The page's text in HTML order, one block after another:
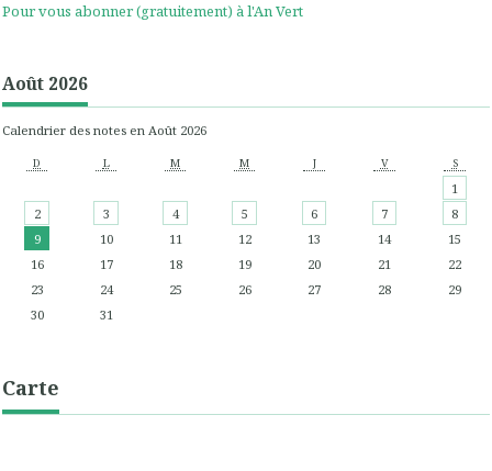
Pour vous abonner (gratuitement) à l'An Vert
Août 2026
Calendrier des notes en Août 2026
D L M M J V S
1
2
3 4 5 6 7
8
9
10 11 12 13 14
15
16
17 18 19 20 21
22
23
24 25 26 27 28
29
30
31
Carte